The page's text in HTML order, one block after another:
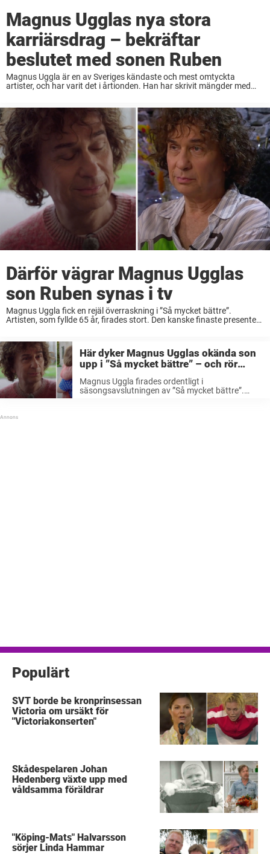
Magnus Ugglas nya stora
karriärsdrag – bekräftar
beslutet med sonen Ruben
Magnus Uggla är en av Sveriges kändaste och mest omtyckta
artister, och har varit det i årtionden. Han har skrivit mängder med
Därför vägrar Magnus Ugglas
son Ruben synas i tv
Magnus Uggla fick en rejäl överraskning i ”Så mycket bättre”.
Artisten, som fyllde 65 år, firades stort. Den kanske finaste presenten
Här dyker Magnus Ugglas okända son
upp i ”Så mycket bättre” – och rör
Magnus Uggla firades ordentligt i
säsongsavslutningen av ”Så mycket bättre”.
Populärt
SVT borde be kronprinsessan
Victoria om ursäkt för
"Victoriakonserten"
Skådespelaren Johan
Hedenberg växte upp med
våldsamma föräldrar
"Köping-Mats" Halvarsson
sörjer Linda Hammar